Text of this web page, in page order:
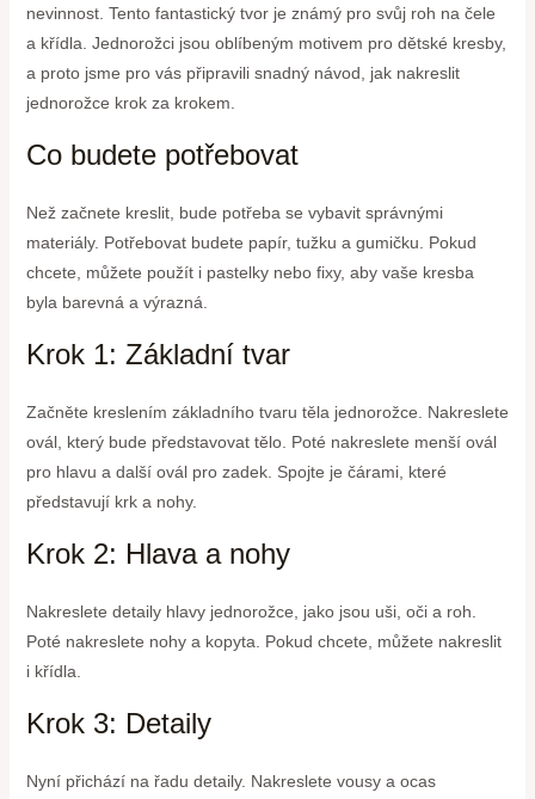
nevinnost. Tento fantastický tvor je známý pro svůj roh na čele
a křídla. Jednorožci jsou oblíbeným motivem pro dětské kresby,
a proto jsme pro vás připravili snadný návod, jak nakreslit
jednorožce krok za krokem.
Co budete potřebovat
Než začnete kreslit, bude potřeba se vybavit správnými
materiály. Potřebovat budete papír, tužku a gumičku. Pokud
chcete, můžete použít i pastelky nebo fixy, aby vaše kresba
byla barevná a výrazná.
Krok 1: Základní tvar
Začněte kreslením základního tvaru těla jednorožce. Nakreslete
ovál, který bude představovat tělo. Poté nakreslete menší ovál
pro hlavu a další ovál pro zadek. Spojte je čárami, které
představují krk a nohy.
Krok 2: Hlava a nohy
Nakreslete detaily hlavy jednorožce, jako jsou uši, oči a roh.
Poté nakreslete nohy a kopyta. Pokud chcete, můžete nakreslit
i křídla.
Krok 3: Detaily
Nyní přichází na řadu detaily. Nakreslete vousy a ocas